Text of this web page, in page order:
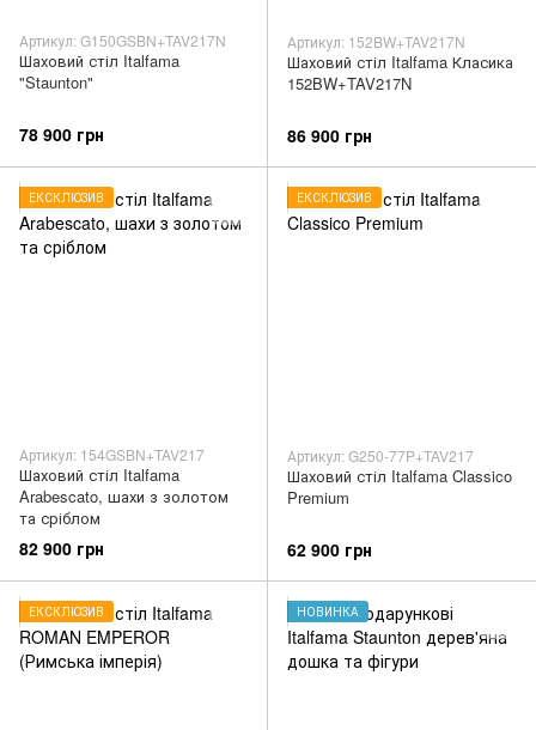
Артикул: G150GSBN+TAV217N
Шаховий стіл Italfama
"Staunton"
78 900 грн
Артикул: 152BW+TAV217N
Шаховий стіл Italfama Класика
152BW+TAV217N
86 900 грн
ЕКСКЛЮЗИВ
Артикул: 154GSBN+TAV217
Шаховий стіл Italfama
Arabescato, шахи з золотом
та сріблом
82 900 грн
ЕКСКЛЮЗИВ
Артикул: G250-77P+TAV217
Шаховий стіл Italfama Classico
Premium
62 900 грн
ЕКСКЛЮЗИВ НОВИНКА